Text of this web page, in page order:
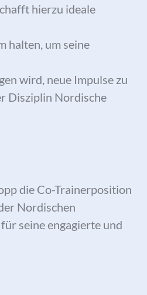
hierzu ideale
halten, um seine
wird, neue Impulse zu
Disziplin Nordische
die Co-Trainerposition
Nordischen
seine engagierte und